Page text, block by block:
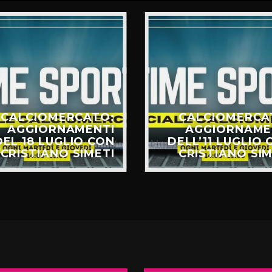
CALCIOMERCATO:
AGGIORNAMENTI
18 LUGLIO CON
CRISTIANO SIMETI
DELL’11 LUGLIO
CRISTIANO